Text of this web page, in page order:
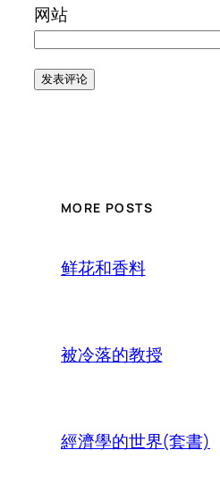
网站
MORE POSTS
鲜花和香料
被冷落的教授
經濟學的世界(套書)